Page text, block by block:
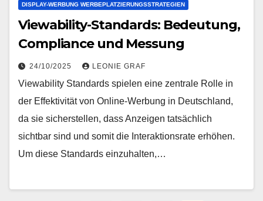
DISPLAY-WERBUNG WERBEPLATZIERUNGSSTRATEGIEN
Viewability-Standards: Bedeutung,
Compliance und Messung
24/10/2025 LEONIE GRAF
Viewability Standards spielen eine zentrale Rolle in
der Effektivität von Online-Werbung in Deutschland,
da sie sicherstellen, dass Anzeigen tatsächlich
sichtbar sind und somit die Interaktionsrate erhöhen.
Um diese Standards einzuhalten,…